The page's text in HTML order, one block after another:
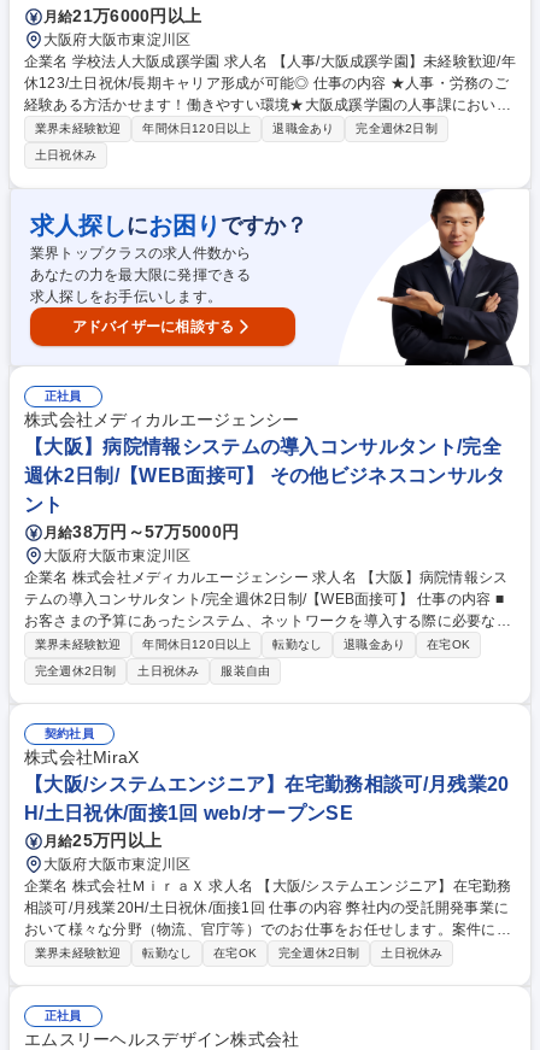
月給21万6000円以上
大阪府大阪市東淀川区
企業名 学校法人大阪成蹊学園 求人名 【人事/大阪成蹊学園】未経験歓迎/年
休123/土日祝休/長期キャリア形成が可能◎ 仕事の内容 ★人事・労務のご
経験ある方活かせます！働きやすい環境★大阪成蹊学園の人事課におい
て、教職員の異動や採用、給与計算等の人事データ管理など全般を担当頂
きます。 【具体的には】 ■教職員の採用、異動、研修及び表彰等に関する
こと ■教職員の給与、処遇、福利厚生及び人事データ管理に関すること ■
人事制度の企画・運営、及び人事関係規程の立案・改正に関すること ■教
学関係規程の立案、改正等に関すること 等、その他付随する業務を担当頂
きます。 募集職種 【人事/大阪成蹊学園】未経験歓迎/年休123/土日祝休/
長期キャリア形成が可能◎
業界未経験歓迎 年間休日120日以上 退職金あり
完全週休2日制
土日祝休み
求人探しにお困り ですか？
業界トップクラスの求人件数から
あなたの力を最大限に発揮できる
求人探しをお手伝いします。
アドバイザーに相談する
正社員
株式会社メディカルエージェンシー
【大阪】病院情報システムの導入コンサルタント/完全
週休2日制/【WEB面接可】 その他ビジネスコンサルタ
ント
月給38万円～57万5000円
大阪府大阪市東淀川区
企業名 株式会社メディカルエージェンシー 求人名 【大阪】病院情報シス
テムの導入コンサルタント/完全週休2日制/【WEB面接可】 仕事の内容 ■
お客さまの予算にあったシステム、ネットワークを導入する際に必要な仕
様書を作成し、医療機関がシステムベンダー等と適正な取引を進めていけ
るように支援する仕事です。 【具体的な仕事内容】全国出張あり（平均月
10回） ・現状調査/病院、システムベンダー、医療機器メーカー等へヒア
リング ・病院、既存・新規システムベンダー等と打合せ/課題、今後の提
案内容 ・システム等の仕様書案の作成 ・システムベンダー等からの意
見、病院の要望との調整、価格交渉 ・仕様書作成、応札評価、システムの
導入支援など 募集職種 【大阪】病院情報システムの導入コンサルタント/
完全週休2日制/【WEB面接可】
業界未経験歓迎 年間休日120日以上 転勤なし 退職金あり
在宅OK
完全週休2日制
土日祝休み 服装自由
契約社員
株式会社MiraX
【大阪/システムエンジニア】在宅勤務相談可/月残業20
H/土日祝休/面接1回 web/オープンSE
月給25万円以上
大阪府大阪市東淀川区
企業名 株式会社ＭｉｒａＸ 求人名 【大阪/システムエンジニア】在宅勤務
相談可/月残業20H/土日祝休/面接1回 仕事の内容 弊社内の受託開発事業に
おいて様々な分野（物流、官庁等）でのお仕事をお任せします。案件によ
っては在宅勤務・フルリモートの働き方も可能です。 【職務に関する事
計・構築・テスト・導入までの全工程 ■チームメンバーとの協力体制によ
るプロジェクト遂行 募集職種 【大阪/システムエンジニア】在宅勤務相談
業界未経験歓迎 転勤なし 在宅OK 完全週休2日制 土日祝休み
正社員
エムスリーヘルスデザイン株式会社